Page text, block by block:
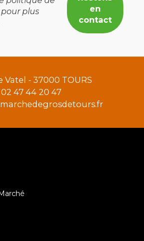
pour plus
Vatel - 37000 TOURS
02 47 44 20 47